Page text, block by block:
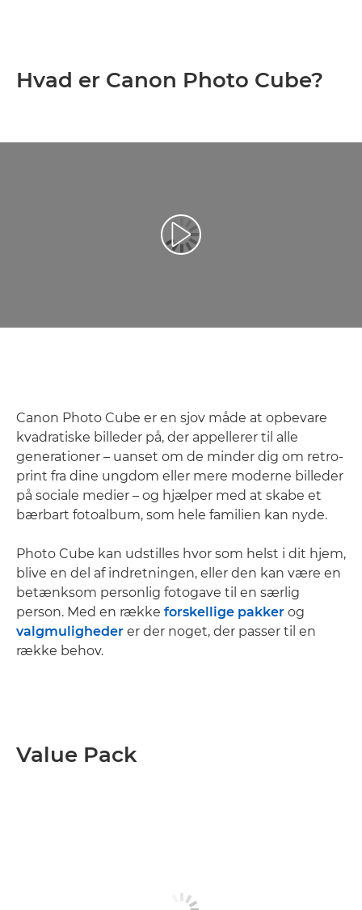
Hvad er Canon Photo Cube?
Afspil video
Canon Photo Cube er en sjov måde at opbevare
kvadratiske billeder på, der appellerer til alle
generationer – uanset om de minder dig om retro-
print fra dine ungdom eller mere moderne billeder
på sociale medier – og hjælper med at skabe et
bærbart fotoalbum, som hele familien kan nyde.
Photo Cube kan udstilles hvor som helst i dit hjem,
blive en del af indretningen, eller den kan være en
betænksom personlig fotogave til en særlig
person. Med en række forskellige pakker og
valgmuligheder er der noget, der passer til en
række behov.
Value Pack